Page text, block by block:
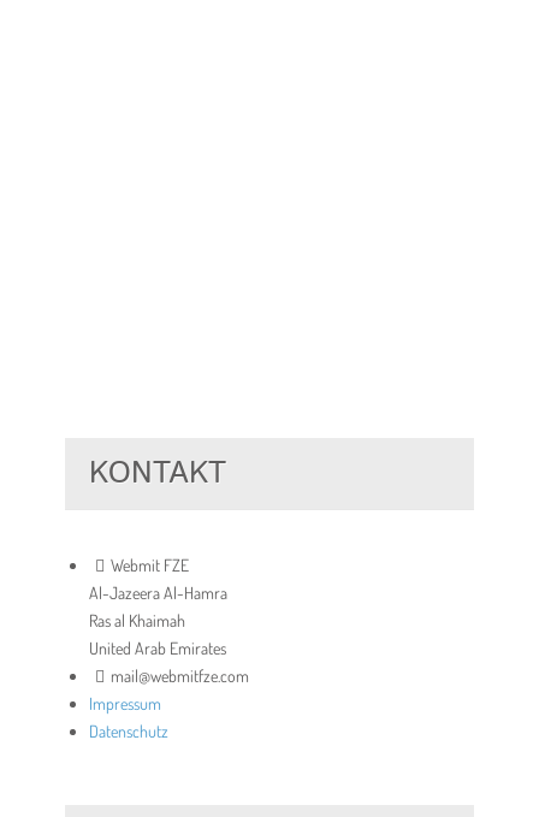
KONTAKT
Webmit FZE
Al-Jazeera Al-Hamra
Ras al Khaimah
United Arab Emirates
mail@webmitfze.com
Impressum
Datenschutz